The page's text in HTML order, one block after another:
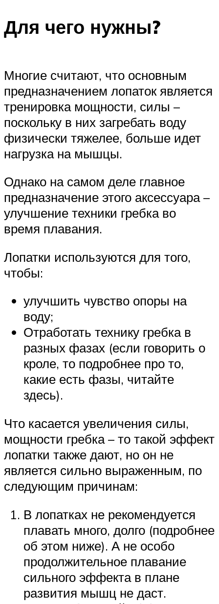
Для чего нужны?
Многие считают, что основным
предназначением лопаток является
тренировка мощности, силы –
поскольку в них загребать воду
физически тяжелее, больше идет
нагрузка на мышцы.
Однако на самом деле главное
предназначение этого аксессуара –
улучшение техники гребка во
время плавания.
Лопатки используются для того,
чтобы:
улучшить чувство опоры на
воду;
Отработать технику гребка в
разных фазах (если говорить о
кроле, то подробнее про то,
какие есть фазы, читайте
здесь).
Что касается увеличения силы,
мощности гребка – то такой эффект
лопатки также дают, но он не
является сильно выраженным, по
следующим причинам:
В лопатках не рекомендуется
плавать много, долго (подробнее
об этом ниже). А не особо
продолжительное плавание
сильного эффекта в плане
развития мышц не даст.